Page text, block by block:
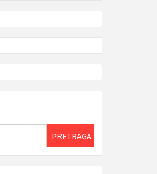
PRETRAGA